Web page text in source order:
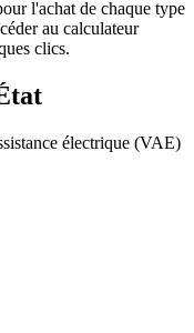
l'achat de chaque type
au calculateur
clics.
électrique (VAE)